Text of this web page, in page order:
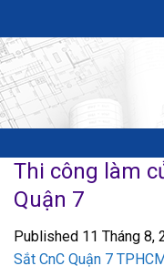
to
content
Thi công làm
Quận 7
Published 11 Tháng 8,
Sắt CnC Quận 7